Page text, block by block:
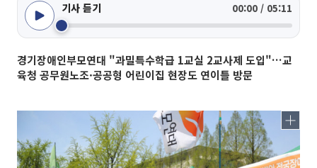
기사 듣기 00:00 / 05:11
경기장애인부모연대 "과밀특수학급 1교실 2교사제 도입"…교
육청 공무원노조·공공형 어린이집 현장도 연이틀 방문